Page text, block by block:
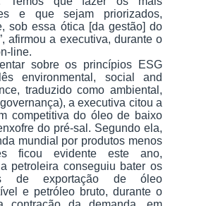
e que sejam priorizados,
sob essa ótica [da gestão] do
afirmou a executiva, durante o
line.
sobre os princípios ESG
environmental, social and
traduzido como ambiental,
a executiva citou a
competitiva do óleo de baixo
do pré-sal. Segundo ela,
mundial por produtos menos
ficou evidente este ano,
petroleira conseguiu bater os
de exportação de óleo
e petróleo bruto, durante o